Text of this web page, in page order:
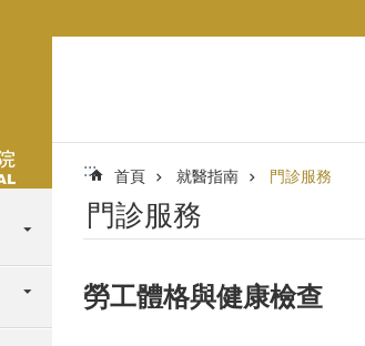
::: 首頁 就醫指南 門診服務
門診服務
勞工體格與健康檢查